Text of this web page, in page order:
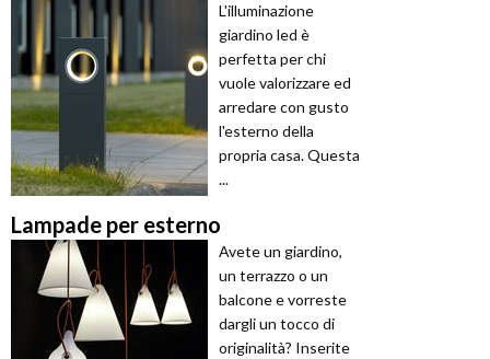
L'illuminazione
giardino led è
perfetta per chi
vuole valorizzare ed
arredare con gusto
l'esterno della
propria casa. Questa
...
Lampade per esterno
Avete un giardino,
un terrazzo o un
balcone e vorreste
dargli un tocco di
originalità? Inserite